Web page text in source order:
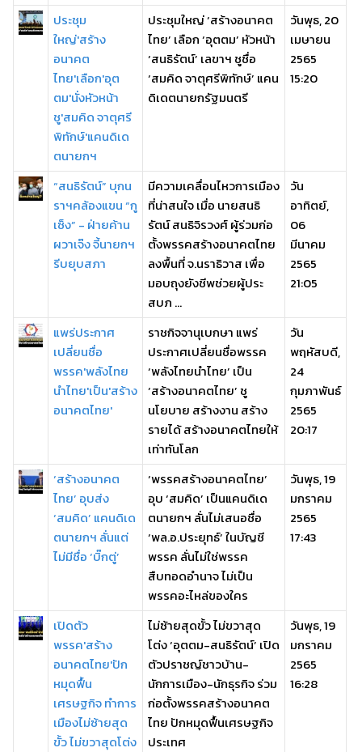
ประชุม
ใหญ่'สร้าง
อนาคต
ไทย'เลือก'อุต
ตม'นั่งหัวหน้า
ชู'สมคิด จาตุศรี
พิทักษ์'แคนดิเด
ตนายกฯ
ประชุมใหญ่ ‘สร้างอนาคต
ไทย’ เลือก ‘อุตตม’ หัวหน้า
‘สนธิรัตน์’ เลขาฯ ชูชื่อ
‘สมคิด จาตุศรีพิทักษ์’ แคน
ดิเดตนายกรัฐมนตรี
วันพุธ, 20
เมษายน
2565
15:20
“สนธิรัตน์” บุกน
ราฯคล้องแขน “กู
เซ็ง” - ฝ่ายค้าน
ผวาเจ๊ง จี้นายกฯ
รีบยุบสภา
มีความเคลื่อนไหวการเมือง
ที่น่าสนใจ เมื่อ นายสนธิ
รัตน์ สนธิจิรวงศ์ ผู้ร่วมก่อ
ตั้งพรรคสร้างอนาคตไทย
ลงพื้นที่ จ.นราธิวาส เพื่อ
มอบถุงยังชีพช่วยผู้ประ
สบภ ...
วัน
อาทิตย์,
06
มีนาคม
2565
21:05
แพร่ประกาศ
เปลี่ยนชื่อ
พรรค'พลังไทย
นำไทย'เป็น'สร้าง
อนาคตไทย'
ราชกิจจานุเบกษา แพร่
ประกาศเปลี่ยนชื่อพรรค
‘พลังไทยนำไทย’ เป็น
‘สร้างอนาคตไทย’ ชู
นโยบาย สร้างงาน สร้าง
รายได้ สร้างอนาคตไทยให้
เท่าทันโลก
วัน
พฤหัสบดี,
24
กุมภาพันธ์
2565
20:17
‘สร้างอนาคต
ไทย’ อุบส่ง
‘สมคิด’ แคนดิเด
ตนายกฯ ลั่นแต่
ไม่มีชื่อ ‘บิ๊กตู่’
‘พรรคสร้างอนาคตไทย’
อุบ ‘สมคิด’ เป็นแคนดิเด
ตนายกฯ ลั่นไม่เสนอชื่อ
‘พล.อ.ประยุทธ์’ ในบัญชี
พรรค ลั่นไม่ใช่พรรค
สืบทอดอำนาจ ไม่เป็น
พรรคอะไหล่ของใคร
วันพุธ, 19
มกราคม
2565
17:43
เปิดตัว
พรรค'สร้าง
อนาคตไทย'ปัก
หมุดฟื้น
เศรษฐกิจ ทำการ
เมืองไม่ซ้ายสุด
ขั้ว ไม่ขวาสุดโต่ง
ไม่ซ้ายสุดขั้ว ไม่ขวาสุด
โต่ง ‘อุตตม-สนธิรัตน์’ เปิด
ตัวปราชญ์ชาวบ้าน-
นักการเมือง-นักธุรกิจ ร่วม
ก่อตั้งพรรคสร้างอนาคต
ไทย ปักหมุดฟื้นเศรษฐกิจ
ประเทศ
วันพุธ, 19
มกราคม
2565
16:28